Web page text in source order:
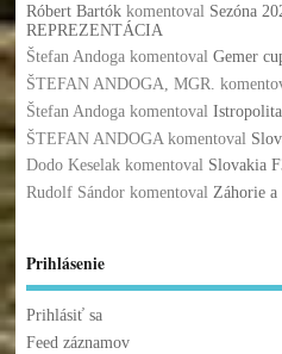
Róbert Bartókkomentoval Sezóna
REPREZENTÁCIA
Štefan Andogakomentoval Gemer
ŠTEFAN ANDOGA, MGR.
Štefan Andogakomentoval
ŠTEFAN ANDOGAkomentoval
Dodo Keselakkomentoval Slovakia
Rudolf Sándorkomentoval Záhorie a
Prihlásenie
Prihlásiť sa
Feed záznamov